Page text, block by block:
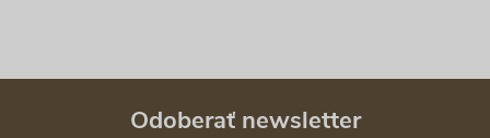
Odoberať newsletter